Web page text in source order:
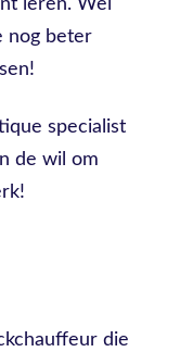
nog beter
specialist
de wil om
die